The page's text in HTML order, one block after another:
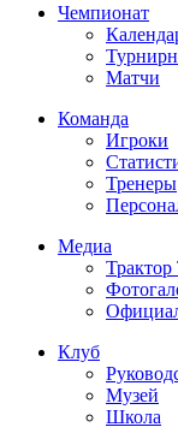
Чемпионат
Матчи
Команда
Игроки
Тренеры
Медиа
Клуб
Музей
Школа